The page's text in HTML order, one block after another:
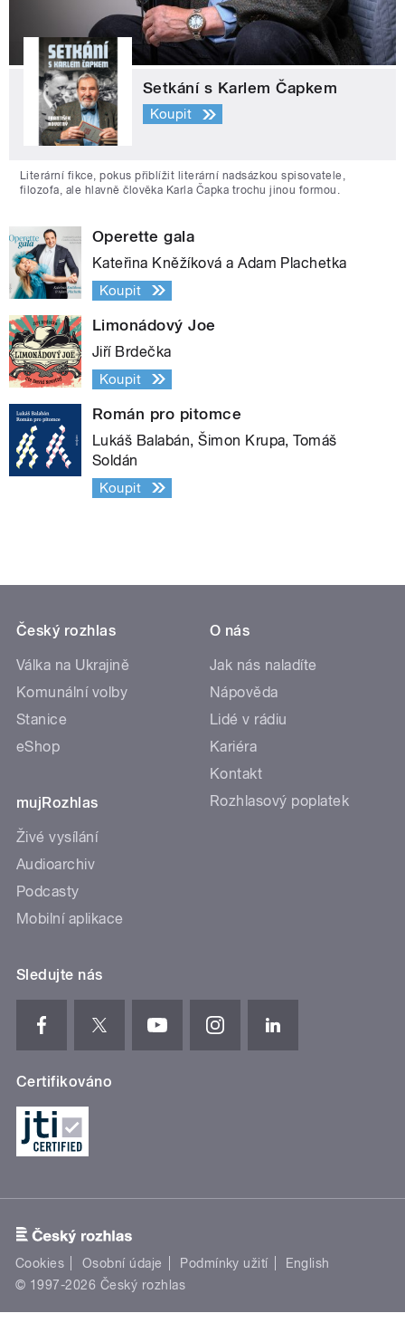
Setkání s Karlem Čapkem
Koupit
Literární fikce, pokus přiblížit literární nadsázkou spisovatele,
filozofa, ale hlavně člověka Karla Čapka trochu jinou formou.
Operette gala
Kateřina Kněžíková a Adam Plachetka
Koupit
Limonádový Joe
Jiří Brdečka
Koupit
Román pro pitomce
Lukáš Balabán, Šimon Krupa, Tomáš
Soldán
Koupit
Český rozhlas
Válka na Ukrajině
Komunální volby
Stanice
eShop
mujRozhlas
Živé vysílání
Audioarchiv
Podcasty
Mobilní aplikace
O nás
Jak nás naladíte
Nápověda
Lidé v rádiu
Kariéra
Kontakt
Rozhlasový poplatek
Sledujte nás
Certifikováno
Cookies Osobní údaje Podmínky užití
English
© 1997-2026 Český rozhlas